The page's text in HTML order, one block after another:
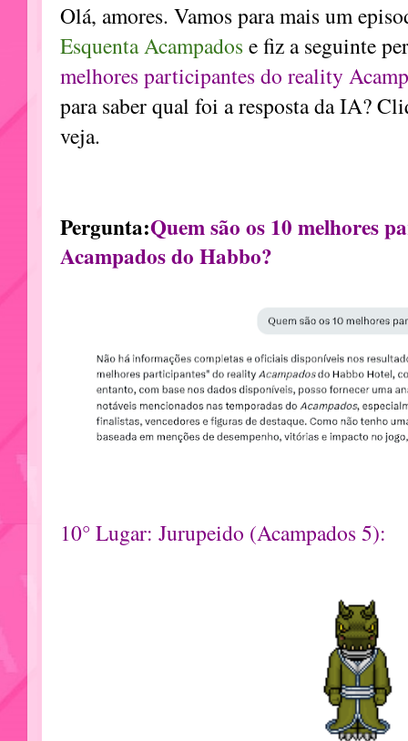
Olá, amores. Vamos para mais um
Esquenta Acampados e fiz a seguinte
melhores participantes do reality
para saber qual foi a resposta da IA?
veja.
Pergunta:Quem são os 10 melhores
Acampados do Habbo?
10° Lugar: Jurupeido (Acampados 5):